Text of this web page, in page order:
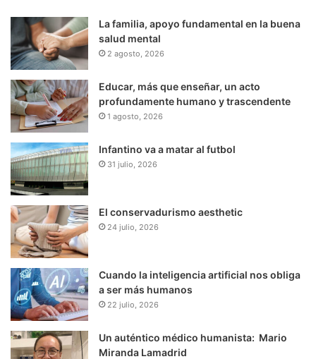
La familia, apoyo fundamental en la buena
salud mental
2 agosto, 2026
Educar, más que enseñar, un acto
profundamente humano y trascendente
1 agosto, 2026
Infantino va a matar al futbol
31 julio, 2026
El conservadurismo aesthetic
24 julio, 2026
Cuando la inteligencia artificial nos obliga
a ser más humanos
22 julio, 2026
Un auténtico médico humanista: Mario
Miranda Lamadrid